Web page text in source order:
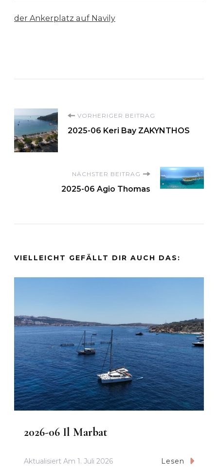
der Ankerplatz auf Navily
Beitragsnavigation
VORHERIGER BEITRAG
2025-06 Keri Bay ZAKYNTHOS
NÄCHSTER BEITRAG
2025-06 Agio Thomas
VIELLEICHT GEFÄLLT DIR AUCH DAS:
2026-06 Il Marbat
Aktualisiert Am 1. Juli 2026 Lesen